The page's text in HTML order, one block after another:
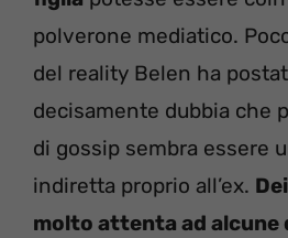
polverone mediatico.
del reality Belen ha
decisamente dubbia che
di gossip sembra essere
indiretta proprio all’ex.
molto attenta ad alcune